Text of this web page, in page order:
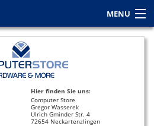
MENU
Hier finden Sie uns:
Computer Store
Gregor Wasserek
Ulrich Gminder Str. 4
72654 Neckartenzlingen